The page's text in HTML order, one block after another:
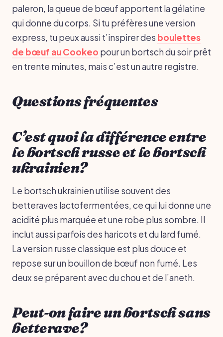
paleron, la queue de bœuf apportent la gélatine
qui donne du corps. Si tu préfères une version
express, tu peux aussi t’inspirer des boulettes
de bœuf au Cookeo pour un bortsch du soir prêt
en trente minutes, mais c’est un autre registre.
Questions fréquentes
C’est quoi la différence entre
le bortsch russe et le bortsch
ukrainien?
Le bortsch ukrainien utilise souvent des
betteraves lactofermentées, ce qui lui donne une
acidité plus marquée et une robe plus sombre. Il
inclut aussi parfois des haricots et du lard fumé.
La version russe classique est plus douce et
repose sur un bouillon de bœuf non fumé. Les
deux se préparent avec du chou et de l’aneth.
Peut-on faire un bortsch sans
betterave?